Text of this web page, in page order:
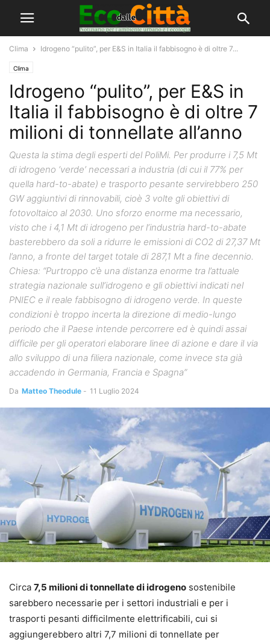
Clima Idrogeno “pulito”, per E&S in Italia il fabbisogno è di oltre 7...
Clima
Idrogeno “pulito”, per E&S in
Italia il fabbisogno è di oltre 7
milioni di tonnellate all’anno
Questa la stima degli esperti del PoliMi. Per produrre i 7,5 Mt
di idrogeno ‘verde’ necessari a industria (di cui il 77% per
quella hard-to-abate) e trasporto pesante servirebbero 250
GW aggiuntivi di rinnovabili, cioè 3 volte gli obiettivi di
fotovoltaico al 2030. Uno sforzo enorme ma necessario,
visto che i 4,1 Mt di idrogeno per l’industria hard-to-abate
basterebbero da soli a ridurre le emissioni di CO2 di 27,37 Mt
l’anno, a fronte del target totale di 287,1 Mt a fine decennio.
Chiesa: “Purtroppo c’è una distanza enorme tra l’attuale
strategia nazionale sull’idrogeno e gli obiettivi indicati nel
PNIEC e il reale fabbisogno di idrogeno verde. In queste
condizioni è troppo incerta la direzione di medio-lungo
periodo che il Paese intende percorrere ed è quindi assai
difficile per gli operatori elaborare linee di azione e dare il via
allo sviluppo di una filiera nazionale, come invece sta già
accadendo in Germania, Francia e Spagna”
Da Matteo Theodule - 11 Luglio 2024
Circa 7,5 milioni di tonnellate di idrogeno sostenibile
sarebbero necessarie per i settori industriali e per i
trasporti pesanti difficilmente elettrificabili, cui si
aggiungerebbero altri 7,7 milioni di tonnellate per